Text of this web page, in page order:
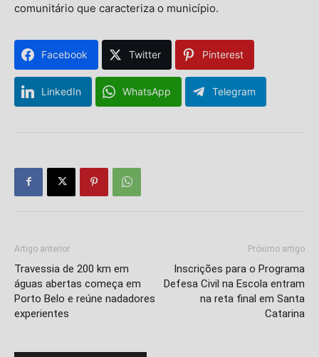
comunitário que caracteriza o município.
Facebook Twitter Pinterest
LinkedIn WhatsApp Telegram
Artigo anterior
Travessia de 200 km em
águas abertas começa em
Porto Belo e reúne nadadores
experientes
Próximo artigo
Inscrições para o Programa
Defesa Civil na Escola entram
na reta final em Santa
Catarina